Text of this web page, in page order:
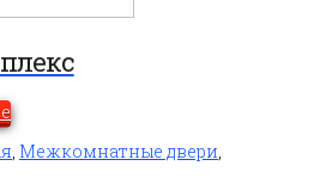
, Межкомнатные двери,